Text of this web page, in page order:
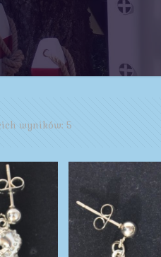
wyników: 5